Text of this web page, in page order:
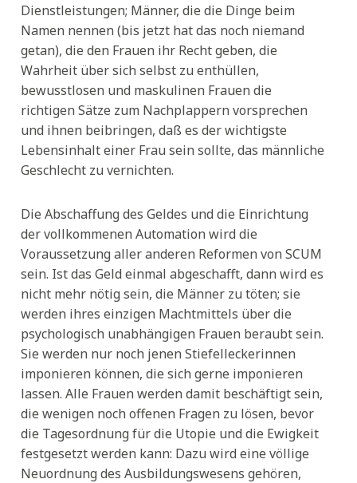
Dienstleistungen; Männer, die die Dinge beim
Namen nennen (bis jetzt hat das noch niemand
getan), die den Frauen ihr Recht geben, die
Wahrheit über sich selbst zu enthüllen,
bewusstlosen und maskulinen Frauen die
richtigen Sätze zum Nachplappern vorsprechen
und ihnen beibringen, daß es der wichtigste
Lebensinhalt einer Frau sein sollte, das männliche
Geschlecht zu vernichten.
Die Abschaffung des Geldes und die Einrichtung
der vollkommenen Automation wird die
Voraussetzung aller anderen Reformen von SCUM
sein. Ist das Geld einmal abgeschafft, dann wird es
nicht mehr nötig sein, die Männer zu töten; sie
werden ihres einzigen Machtmittels über die
psychologisch unabhängigen Frauen beraubt sein.
Sie werden nur noch jenen Stiefelleckerinnen
imponieren können, die sich gerne imponieren
lassen. Alle Frauen werden damit beschäftigt sein,
die wenigen noch offenen Fragen zu lösen, bevor
die Tagesordnung für die Utopie und die Ewigkeit
festgesetzt werden kann: Dazu wird eine völlige
Neuordnung des Ausbildungswesens gehören,